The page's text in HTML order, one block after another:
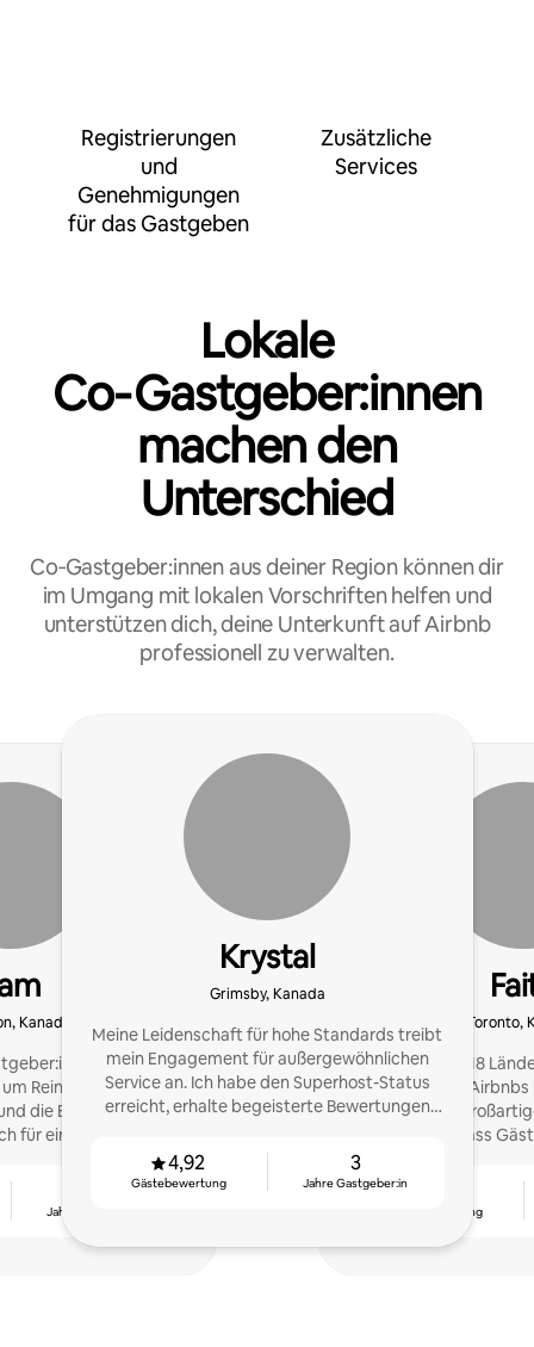
Registrierungen
und
Genehmigungen
für das Gastgeben
Zusätzliche
Services
Lokale
Co‑Gastgeber:innen
machen den
Unterschied
Co‑Gastgeber:innen aus deiner Region können dir
im Umgang mit lokalen Vorschriften helfen und
unterstützen dich, deine Unterkunft auf Airbnb
professionell zu verwalten.
Kanada
auf Airbnb
Reinigungskräfte,
die Einrichtung der
für eine reibungslose
außergewöhnliches
Jahre Gastgeber:in
Krystal
Grimsby, Kanada
Meine Leidenschaft für hohe Standards treibt
mein Engagement für außergewöhnlichen
Service an. Ich habe den Superhost-Status
erreicht, erhalte begeisterte Bewertungen
4,92
Gästebewertung
3
Jahre Gastgeber:in
Toronto,
Reisen in über 18
verschiedenen Airbnbs
Experten für
und dafür, dass
Gästebewertung